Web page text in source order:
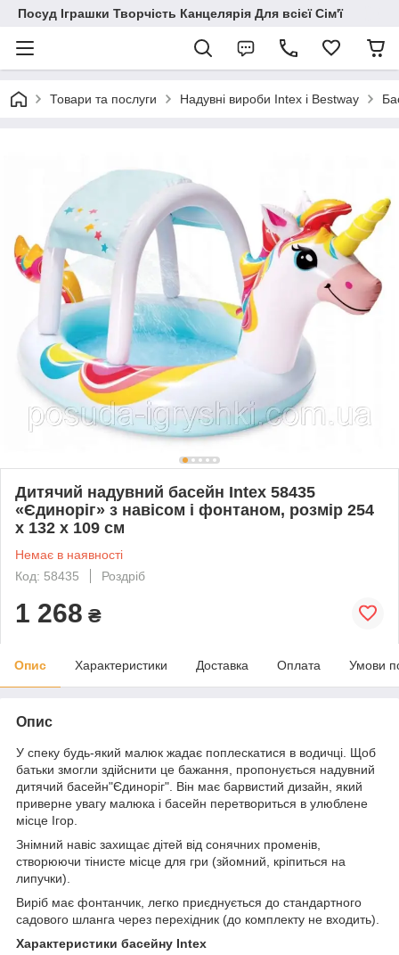
Посуд Іграшки Творчість Канцелярія Для всієї Сім'ї
Товари та послуги Надувні вироби Intex і Bestway
Дитячий надувний басейн Intex 58435
«Єдиноріг» з навісом і фонтаном, розмір 254
х 132 х 109 см
Немає в наявності
Код: 58435
Роздріб
1 268 ₴
Опис Характеристики Доставка Оплата Умови
Опис
У спеку будь-який малюк жадає поплескатися в водичці. Щоб
батьки змогли здійснити це бажання, пропонується надувний
дитячий басейн"Єдиноріг". Він має барвистий дизайн, який
приверне увагу малюка і басейн перетвориться в улюблене
місце Ігор.
Знімний навіс захищає дітей від сонячних променів,
створюючи тінисте місце для гри (зйомний, кріпиться на
липучки).
Виріб має фонтанчик, легко приєднується до стандартного
садового шланга через перехідник (до комплекту не входить).
Характеристики басейну Intex